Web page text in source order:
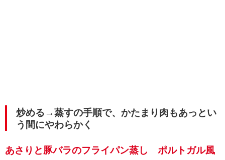
炒める→蒸すの手順で、かたまり肉もあっとい
う間にやわらかく
あさりと豚バラのフライパン蒸し ポルトガル風